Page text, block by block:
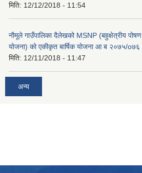
मिति: 12/12/2018 - 11:54
नौमूले गाउँपालिका दैलेखको MSNP (बहुक्षेत्रीय पोषण
योजना) को एकीकृत बार्षिक योजना आ ब २०७५/o७६
मिति: 12/11/2018 - 11:47
अन्य